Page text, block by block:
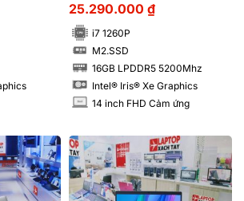
25.290.000 ₫
i7 1260P
SSD M2.SSD
16GB LPDDR5 5200Mhz
Intel® Iris® Xe Graphics
INCH 14 inch FHD Cảm ứng